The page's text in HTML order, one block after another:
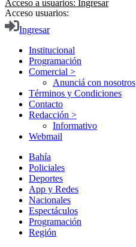
Acceso a usuarios: Ingresar
Acceso usuarios:
Ingresar
Institucional
Programación
Comercial >
Anunciá con nosotros
Términos y Condiciones
Contacto
Redacción >
Informativo
Webmail
Bahía
Policiales
Deportes
App y Redes
Nacionales
Espectáculos
Programación
Región